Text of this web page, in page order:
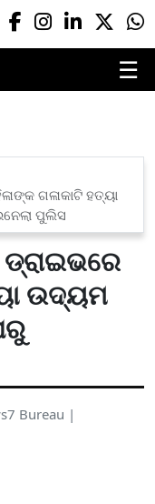
☰
ଗଳାକାଟି ହତ୍ୟା
ପୁଲିସ
ଡ୍ରାଇଭରେ
ଉଦ୍ୟମ
Bureau |